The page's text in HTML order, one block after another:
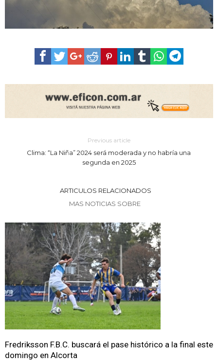
Previous article
Clima: “La Niña” 2024 será moderada y no habría una
segunda en 2025
ARTICULOS RELACIONADOS
MAS NOTICIAS SOBRE
Fredriksson F.B.C. buscará el pase histórico a la final este
domingo en Alcorta